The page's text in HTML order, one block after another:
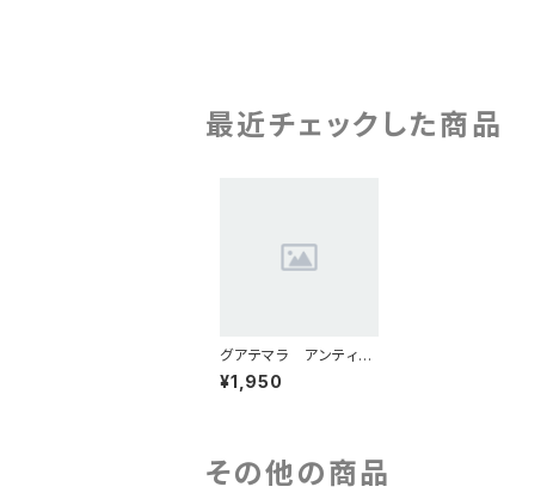
最近チェックした商品
グアテマラ アンティグ
ア ラス・ヌーベス農
園 シティロースト 2
¥1,950
その他の商品